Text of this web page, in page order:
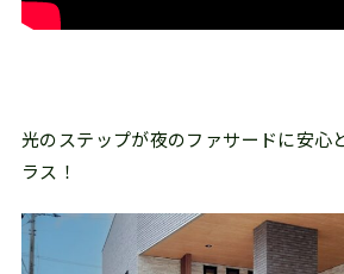
光のステップが夜のファサードに安心
ラス！